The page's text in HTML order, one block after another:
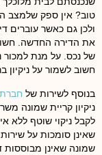
טוב? אין ספק שלמצב
ולכן גם כאשר עוברים
את הדירה החדשה.
של נכס. על מנת למכור
חשוב לשמור על ניקיון
בנוסף לשירות של חברת
ניקיון קריית שמונה
לקבל ניקוי שוטף ללא
שאינן סומכות על
שמונה שאינן מבוססות